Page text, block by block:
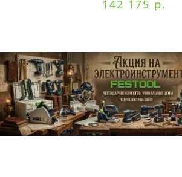
142 175 р.